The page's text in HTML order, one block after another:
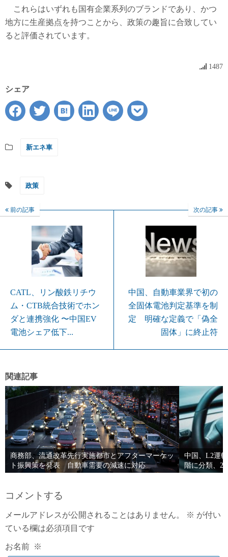
これらはいずれも国有企業系列のブランドであり、かつ
地方に生産拠点を持つことから、政策の趣旨に合致してい
ると評価されています。
1487
シェア
新エネ車
政策
前の記事
CATL、リン酸鉄リチウ
ム・CTB統合技術でホン
ダと連携強化 〜中国EV
電池シェア低下...
次の記事
中国、自動車業界で初の
全固体電池判定基準を制
定 明確な定義で「偽全
固体」に終止符
関連記事
商務部、流通改革先行実施都市とアフターマーケッ
ト振興策を発表 自動車需要の減速に対応
中国、L2運
階に分類、
コメントする
メールアドレスが公開されることはありません。 ※ が付い
ている欄は必須項目です
お名前 ※